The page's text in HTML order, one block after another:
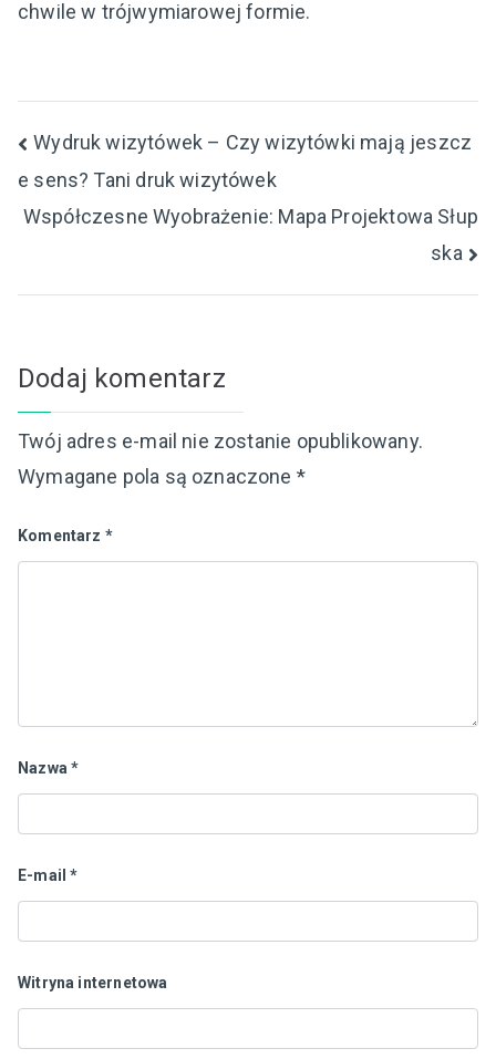
chwile w trójwymiarowej formie.
Nawigacja
wpisu
Wydruk wizytówek – Czy wizytówki mają jeszcz
e sens? Tani druk wizytówek
Współczesne Wyobrażenie: Mapa Projektowa Słup
ska
Dodaj komentarz
Twój adres e-mail nie zostanie opublikowany.
Wymagane pola są oznaczone *
Komentarz *
Nazwa*
E-mail*
Witryna internetowa